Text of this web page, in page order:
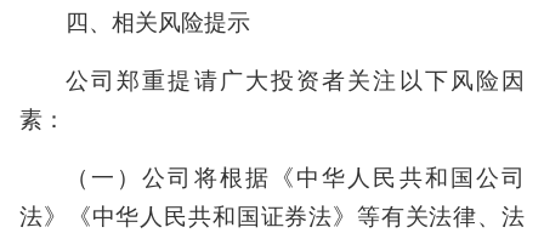
四、相关风险提示
公司郑重提请广大投资者关注以下风险因
素：
（一）公司将根据《中华人民共和国公司
法》《中华人民共和国证券法》等有关法律、法